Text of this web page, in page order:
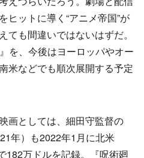
ヒットに導く“アニメ帝国”が
も間違いではないはずだ。
を、今後はヨーロッパやオー
米などでも順次展開する予定
画としては、細田守監督の
年）も2022年1月に北米
182万ドルを記録。『呪術廻